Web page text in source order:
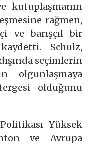
kutuplaşmanın
rağmen,
ve barışçıl bir
Schulz,
seçimlerin
olgunlaşmaya
olduğunu
Yüksek
ve Avrupa